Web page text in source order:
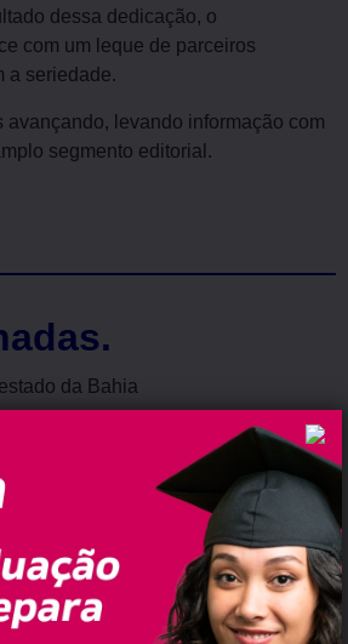
dessa dedicação, o
com um leque de parceiros
a seriedade.
avançando, levando informação com
segmento editorial.
da Bahia
sua #pauta
98869-7877